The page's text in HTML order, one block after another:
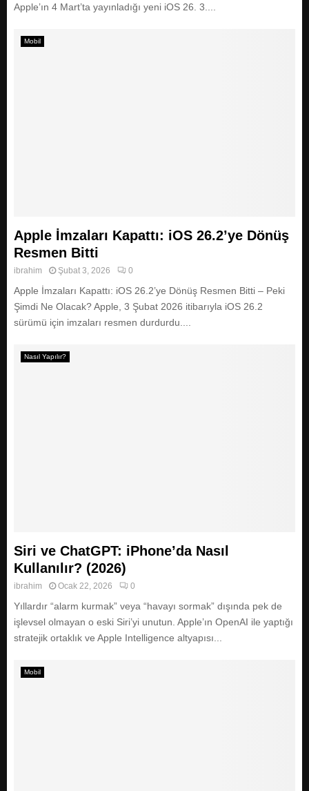
Apple’ın 4 Mart’ta yayınladığı yeni iOS 26. 3....
Mobil
Apple İmzaları Kapattı: iOS 26.2’ye Dönüş
Resmen Bitti
ibrahim Şubat 3, 2026 0
Apple İmzaları Kapattı: iOS 26.2’ye Dönüş Resmen Bitti – Peki
Şimdi Ne Olacak? Apple, 3 Şubat 2026 itibarıyla iOS 26.2
sürümü için imzaları resmen durdurdu....
Nasıl Yapılır?
Siri ve ChatGPT: iPhone’da Nasıl
Kullanılır? (2026)
ibrahim Ocak 22, 2026 0
Yıllardır “alarm kurmak” veya “havayı sormak” dışında pek de
işlevsel olmayan o eski Siri’yi unutun. Apple’ın OpenAI ile yaptığı
stratejik ortaklık ve Apple Intelligence altyapısı...
Mobil